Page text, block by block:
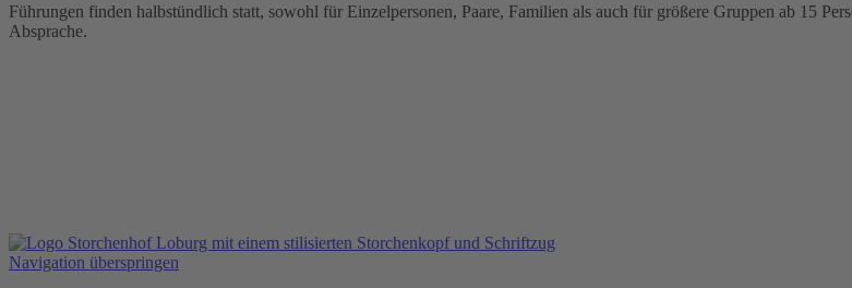
Führungen finden halbstündlich statt, sowohl für Einzelpersonen, Paare, Familien als auch für größere Gruppen ab 15
Absprache.
Navigation überspringen